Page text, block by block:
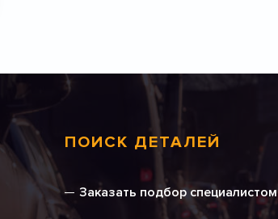
ПОИСК ДЕТАЛЕЙ
Заказать подбор специалистом